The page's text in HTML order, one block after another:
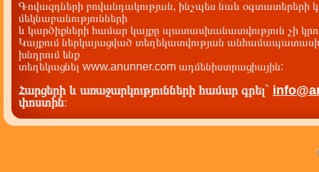
Գովազդների բովանդակության, ինչպես նաև օգտատերերի
մեկնաբանությունների
և կարծիքների համար կայքը պատասխանատվություն չի
Կայքում ներկայացված տեղեկատվության
խնդրում ենք
տեղեկացնել www.anunner.com ադմենիստրացիային:
Հարցերի և առաջարկությունների համար գրել`
փոստին: